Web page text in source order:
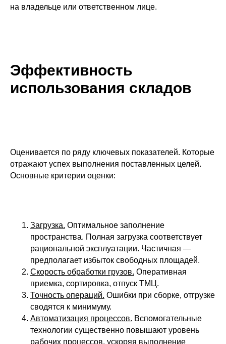
на владельце или ответственном лице.
Эффективность
использования складов
Оценивается по ряду ключевых показателей. Которые
отражают успех выполнения поставленных целей.
Основные критерии оценки:
Загрузка. Оптимальное заполнение
пространства. Полная загрузка соответствует
рациональной эксплуатации. Частичная —
предполагает избыток свободных площадей.
Скорость обработки грузов. Оперативная
приемка, сортировка, отпуск ТМЦ.
Точность операций. Ошибки при сборке, отгрузке
сводятся к минимуму.
Автоматизация процессов. Вспомогательные
технологии существенно повышают уровень
рабочих процессов, ускоряя выполнение